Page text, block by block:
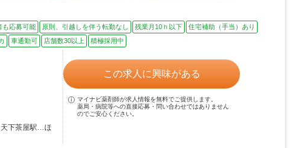
も応募可能 原則、引越しを伴う転勤なし 残業月10ｈ以下
住宅補助（手当）あり
車通勤可 店舗数30以上 積極採用中
天下茶屋駅…ほ
この求人に興味がある
マイナビ薬剤師が求人情報を無料でご提供します。
薬局・病院等への直接応募・問い合わせではありません
のでご安心ください。